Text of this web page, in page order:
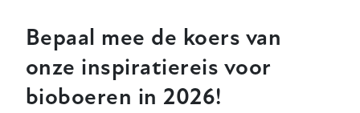
Bepaal mee de koers van
onze inspiratiereis voor
bioboeren in 2026!